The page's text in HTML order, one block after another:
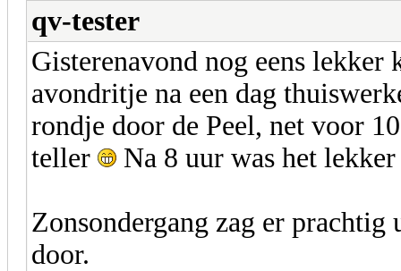
qv-tester
Gisterenavond nog eens lekker
avondritje na een dag
rondje door de Peel, net voor
teller
Na 8 uur was het
Zonsondergang zag er
door.